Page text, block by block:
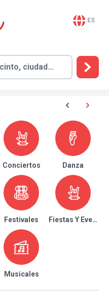
ES
Conciertos Danza
Festivales Fiestas Y Eventos
Musicales